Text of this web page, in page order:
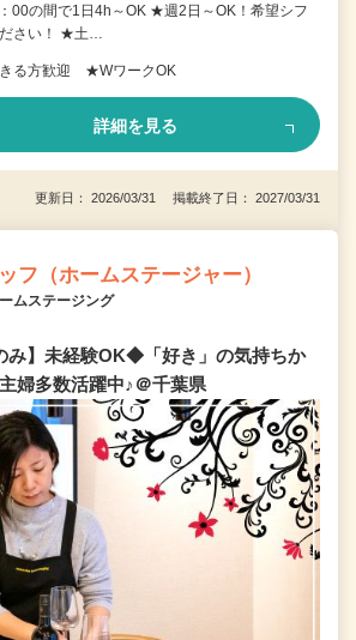
00の間で1日4h～OK ★週2日～OK！希望シフ
さい！ ★土…
きる方歓迎 ★WワークOK
詳細を見る
更新日： 2026/03/31 掲載終了日： 2027/03/31
フ（ホームステージャー）
ムステージング
み】未経験OK◆「好き」の気持ちか
婦多数活躍中♪＠千葉県